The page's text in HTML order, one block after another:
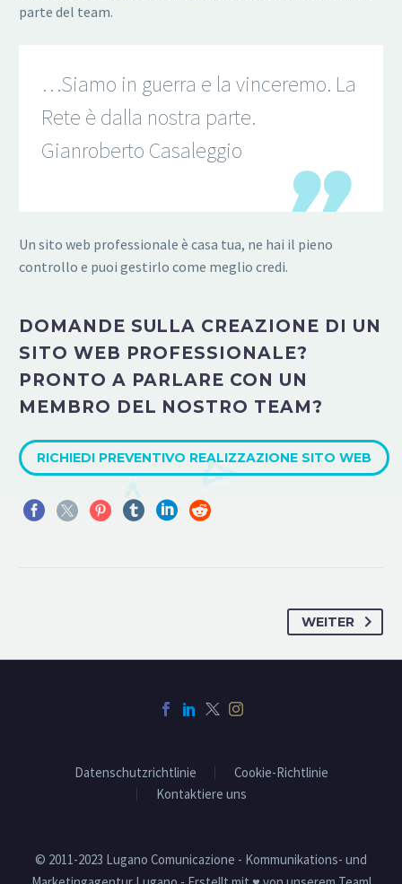
parte del team.
…Siamo in guerra e la vinceremo. La
Rete è dalla nostra parte.
Gianroberto Casaleggio
Un sito web professionale è casa tua, ne hai il pieno
controllo e puoi gestirlo come meglio credi.
DOMANDE SULLA CREAZIONE DI UN
SITO WEB PROFESSIONALE?
PRONTO A PARLARE CON UN
MEMBRO DEL NOSTRO TEAM?
RICHIEDI PREVENTIVO REALIZZAZIONE SITO WEB
WEITER
Datenschutzrichtlinie
Cookie-Richtlinie
Kontaktiere uns
© 2011-2023 Lugano Comunicazione - Kommunikations- und